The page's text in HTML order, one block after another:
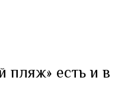
пляж» есть и в